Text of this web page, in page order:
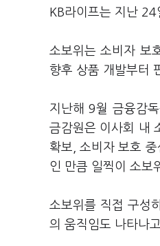
KB라이프는 지난
소보위는 소비자 보
향후 상품 개발부터
지난해 9월 금융감
금감원은 이사회 내
확보, 소비자 보호
인 만큼 일찍이 소보
소보위를 직접 구성
의 움직임도 나타나